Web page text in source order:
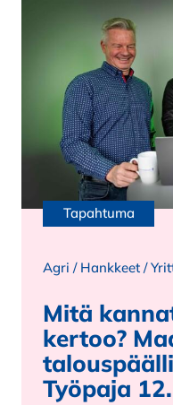
Tapahtuma
Agri / Hankkeet /
Mitä
kertoo?
Työpaja